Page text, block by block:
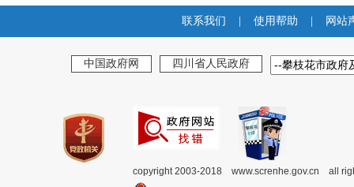
联系我们 使用帮助 网站
中国政府网 四川省人民政府
copyright 2003-2018 www.screnhe.gov.cn all